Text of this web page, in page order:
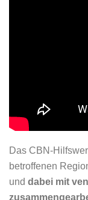
Das CBN-
betroffenen
und dabei mit